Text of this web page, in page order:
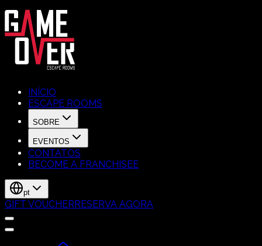
INÍCIO
ESCAPE ROOMS
SOBRE
EVENTOS
CONTATOS
BECOME A FRANCHISEE
pt
GIFT VOUCHERRESERVA AGORA